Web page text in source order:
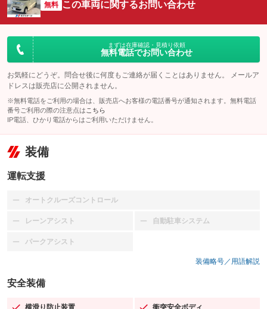
無料 この車両に関するお問い合わせ
まずは在庫確認・見積り依頼
無料電話でお問い合わせ
お気軽にどうぞ。問合せ後に何度もご連絡が届くことはありません。 メールア
ドレスは販売店に公開されません。
※無料電話をご利用の場合は、販売店へお客様の電話番号が通知されます。無料電話
番号ご利用の際の注意点は こちら
IP電話、ひかり電話からはご利用いただけません。
装備
運転支援
オートクルーズコントロール
：装備なし
レーンアシスト
：装備なし 自動駐車システム
：装備なし
パークアシスト
：装備なし
装備略号／用語解説
安全装備
横滑り防止装置 衝突安全ボディ